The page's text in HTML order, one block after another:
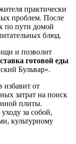
практически
проблем. После
по пути домой
блюд.
и позволит
готовой еды
Бульвар».
избавит от
затрат на поиск
плиты.
за собой,
культурному